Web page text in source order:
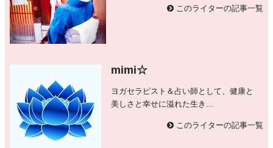
このライターの記事一覧
mimi☆
ヨガセラピスト＆占い師として、健康と
美しさと幸せに溢れた生き...
このライターの記事一覧